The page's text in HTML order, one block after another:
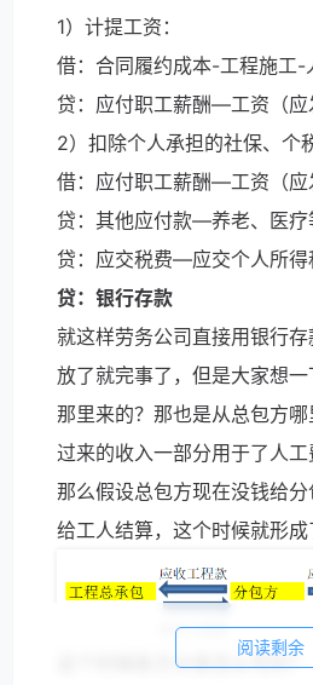
1）计提工资：
借：合同履约成本-工程施工-
贷：应付职工薪酬—工资（应
2）扣除个人承担的社保、个
借：应付职工薪酬—工资（应
贷：其他应付款—养老、医疗
贷：应交税费—应交个人所得
贷：银行存款
就这样劳务公司直接用银行
放了就完事了，但是大家想
那里来的？那也是从总包方
过来的收入一部分用于了人工
那么假设总包方现在没钱给
给工人结算，这个时候就形成
这个时候各方分录怎么写的？
阅读剩余